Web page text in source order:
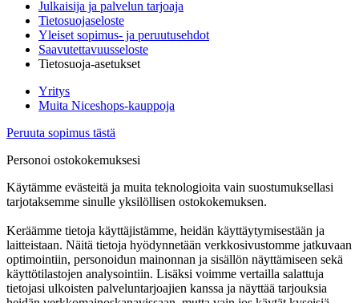
Julkaisija ja palvelun tarjoaja
Tietosuojaseloste
Yleiset sopimus- ja peruutusehdot
Saavutettavuusseloste
Tietosuoja-asetukset
Yritys
Muita Niceshops-kauppoja
Peruuta sopimus tästä
Personoi ostokokemuksesi
Käytämme evästeitä ja muita teknologioita vain suostumuksellasi
tarjotaksemme sinulle yksilöllisen ostokokemuksen.
Keräämme tietoja käyttäjistämme, heidän käyttäytymisestään ja
laitteistaan. Näitä tietoja hyödynnetään verkkosivustomme jatkuvaan
optimointiin, personoidun mainonnan ja sisällön näyttämiseen sekä
käyttötilastojen analysointiin. Lisäksi voimme vertailla salattuja
tietojasi ulkoisten palveluntarjoajien kanssa ja näyttää tarjouksia